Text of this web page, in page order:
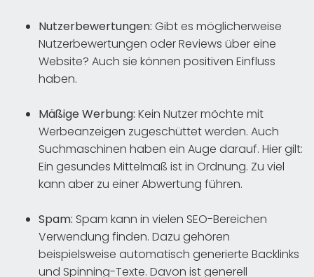
Nutzerbewertungen: Gibt es möglicherweise
Nutzerbewertungen oder Reviews über eine
Website? Auch sie können positiven Einfluss
haben.
Mäßige Werbung: Kein Nutzer möchte mit
Werbeanzeigen zugeschüttet werden. Auch
Suchmaschinen haben ein Auge darauf. Hier gilt:
Ein gesundes Mittelmaß ist in Ordnung. Zu viel
kann aber zu einer Abwertung führen.
Spam: Spam kann in vielen SEO-Bereichen
Verwendung finden. Dazu gehören
beispielsweise automatisch generierte Backlinks
und Spinning-Texte. Davon ist generell